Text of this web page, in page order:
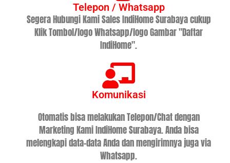
Telepon / Whatsapp
Segera Hubungi Kami Sales IndiHome Surabaya cukup
Klik Tombol/logo Whatsapp/logo Gambar "Daftar
IndiHome".
Komunikasi
Otomatis bisa melakukan Telepon/Chat dengan
Marketing Kami IndiHome Surabaya. Anda bisa
melengkapi data-data Anda dan mengirimnya juga via
Whatsapp.